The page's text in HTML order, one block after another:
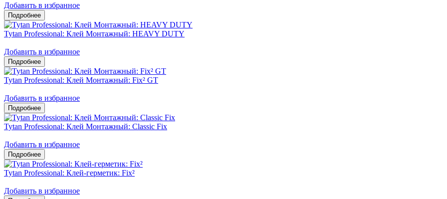
Добавить в избранное
Tytan Professional: Клей Монтажный: HEAVY DUTY
Добавить в избранное
Tytan Professional: Клей Монтажный: Fix² GT
Добавить в избранное
Tytan Professional: Клей Монтажный: Classic Fix
Добавить в избранное
Tytan Professional: Клей-герметик: Fix²
Добавить в избранное